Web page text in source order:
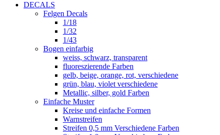
DECALS
Felgen Decals
1/18
1/32
1/43
Bogen einfarbig
weiss, schwarz, transparent
fluoreszierende Farben
gelb, beige, orange, rot, verschiedene
grün, blau, violet verschiedene
Metallic, silber, gold Farben
Einfache Muster
Kreise und einfache Formen
Warnstreifen
Streifen 0,5 mm Verschiedene Farben